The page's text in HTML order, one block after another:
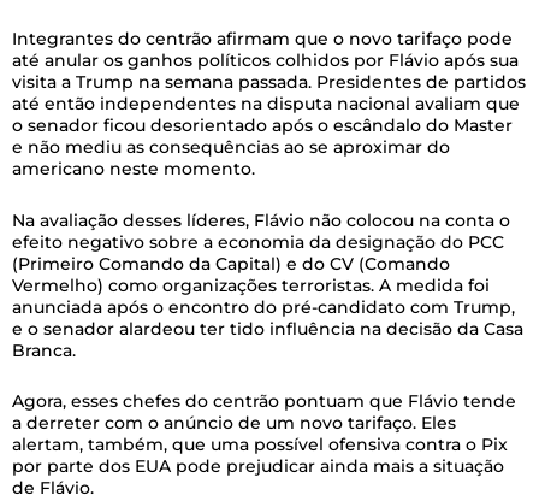
Integrantes do centrão afirmam que o novo tarifaço pode
até anular os ganhos políticos colhidos por Flávio após sua
visita a Trump na semana passada. Presidentes de partidos
até então independentes na disputa nacional avaliam que
o senador ficou desorientado após o escândalo do Master
e não mediu as consequências ao se aproximar do
americano neste momento.
Na avaliação desses líderes, Flávio não colocou na conta o
efeito negativo sobre a economia da designação do PCC
(Primeiro Comando da Capital) e do CV (Comando
Vermelho) como organizações terroristas. A medida foi
anunciada após o encontro do pré-candidato com Trump,
e o senador alardeou ter tido influência na decisão da Casa
Branca.
Agora, esses chefes do centrão pontuam que Flávio tende
a derreter com o anúncio de um novo tarifaço. Eles
alertam, também, que uma possível ofensiva contra o Pix
por parte dos EUA pode prejudicar ainda mais a situação
de Flávio.